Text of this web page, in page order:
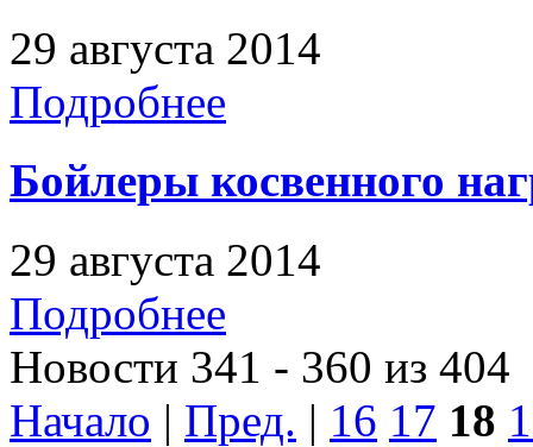
29 августа 2014
Подробнее
Бойлеры косвенного
29 августа 2014
Подробнее
Новости 341 - 360 из 404
Начало | Пред. | 16 17 18